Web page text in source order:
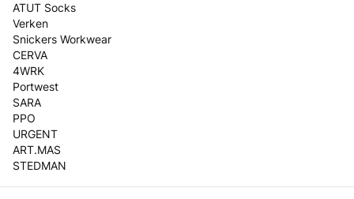
ATUT Socks
Verken
Snickers Workwear
CERVA
4WRK
Portwest
SARA
PPO
URGENT
ART.MAS
STEDMAN